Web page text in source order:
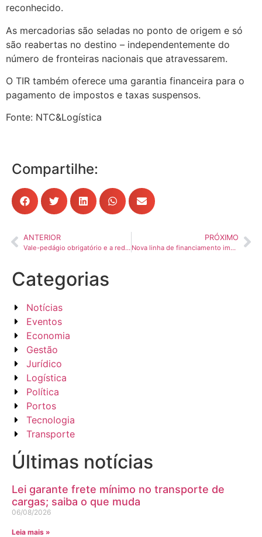
reconhecido.
As mercadorias são seladas no ponto de origem e só
são reabertas no destino – independentemente do
número de fronteiras nacionais que atravessarem.
O TIR também oferece uma garantia financeira para o
pagamento de impostos e taxas suspensos.
Fonte: NTC&Logística
Compartilhe:
ANTERIOR
Vale-pedágio obrigatório e a redução equitativa da pena privada do artigo 8º da Lei nº 10.209/2001
PRÓXIMO
Nova linha de financiamento impulsiona modernização da frota e eficiência do transporte rodoviário de cargas, aponta CNT
Categorias
Notícias
Eventos
Economia
Gestão
Jurídico
Logística
Política
Portos
Tecnologia
Transporte
Últimas notícias
Lei garante frete mínimo no transporte de
cargas; saiba o que muda
06/08/2026
Leia mais »